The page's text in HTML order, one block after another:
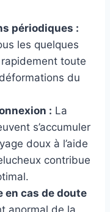
périodiques :
les quelques
toute
du
: La
s’accumuler
doux à l’aide
contribue
en cas de doute
anormal de la